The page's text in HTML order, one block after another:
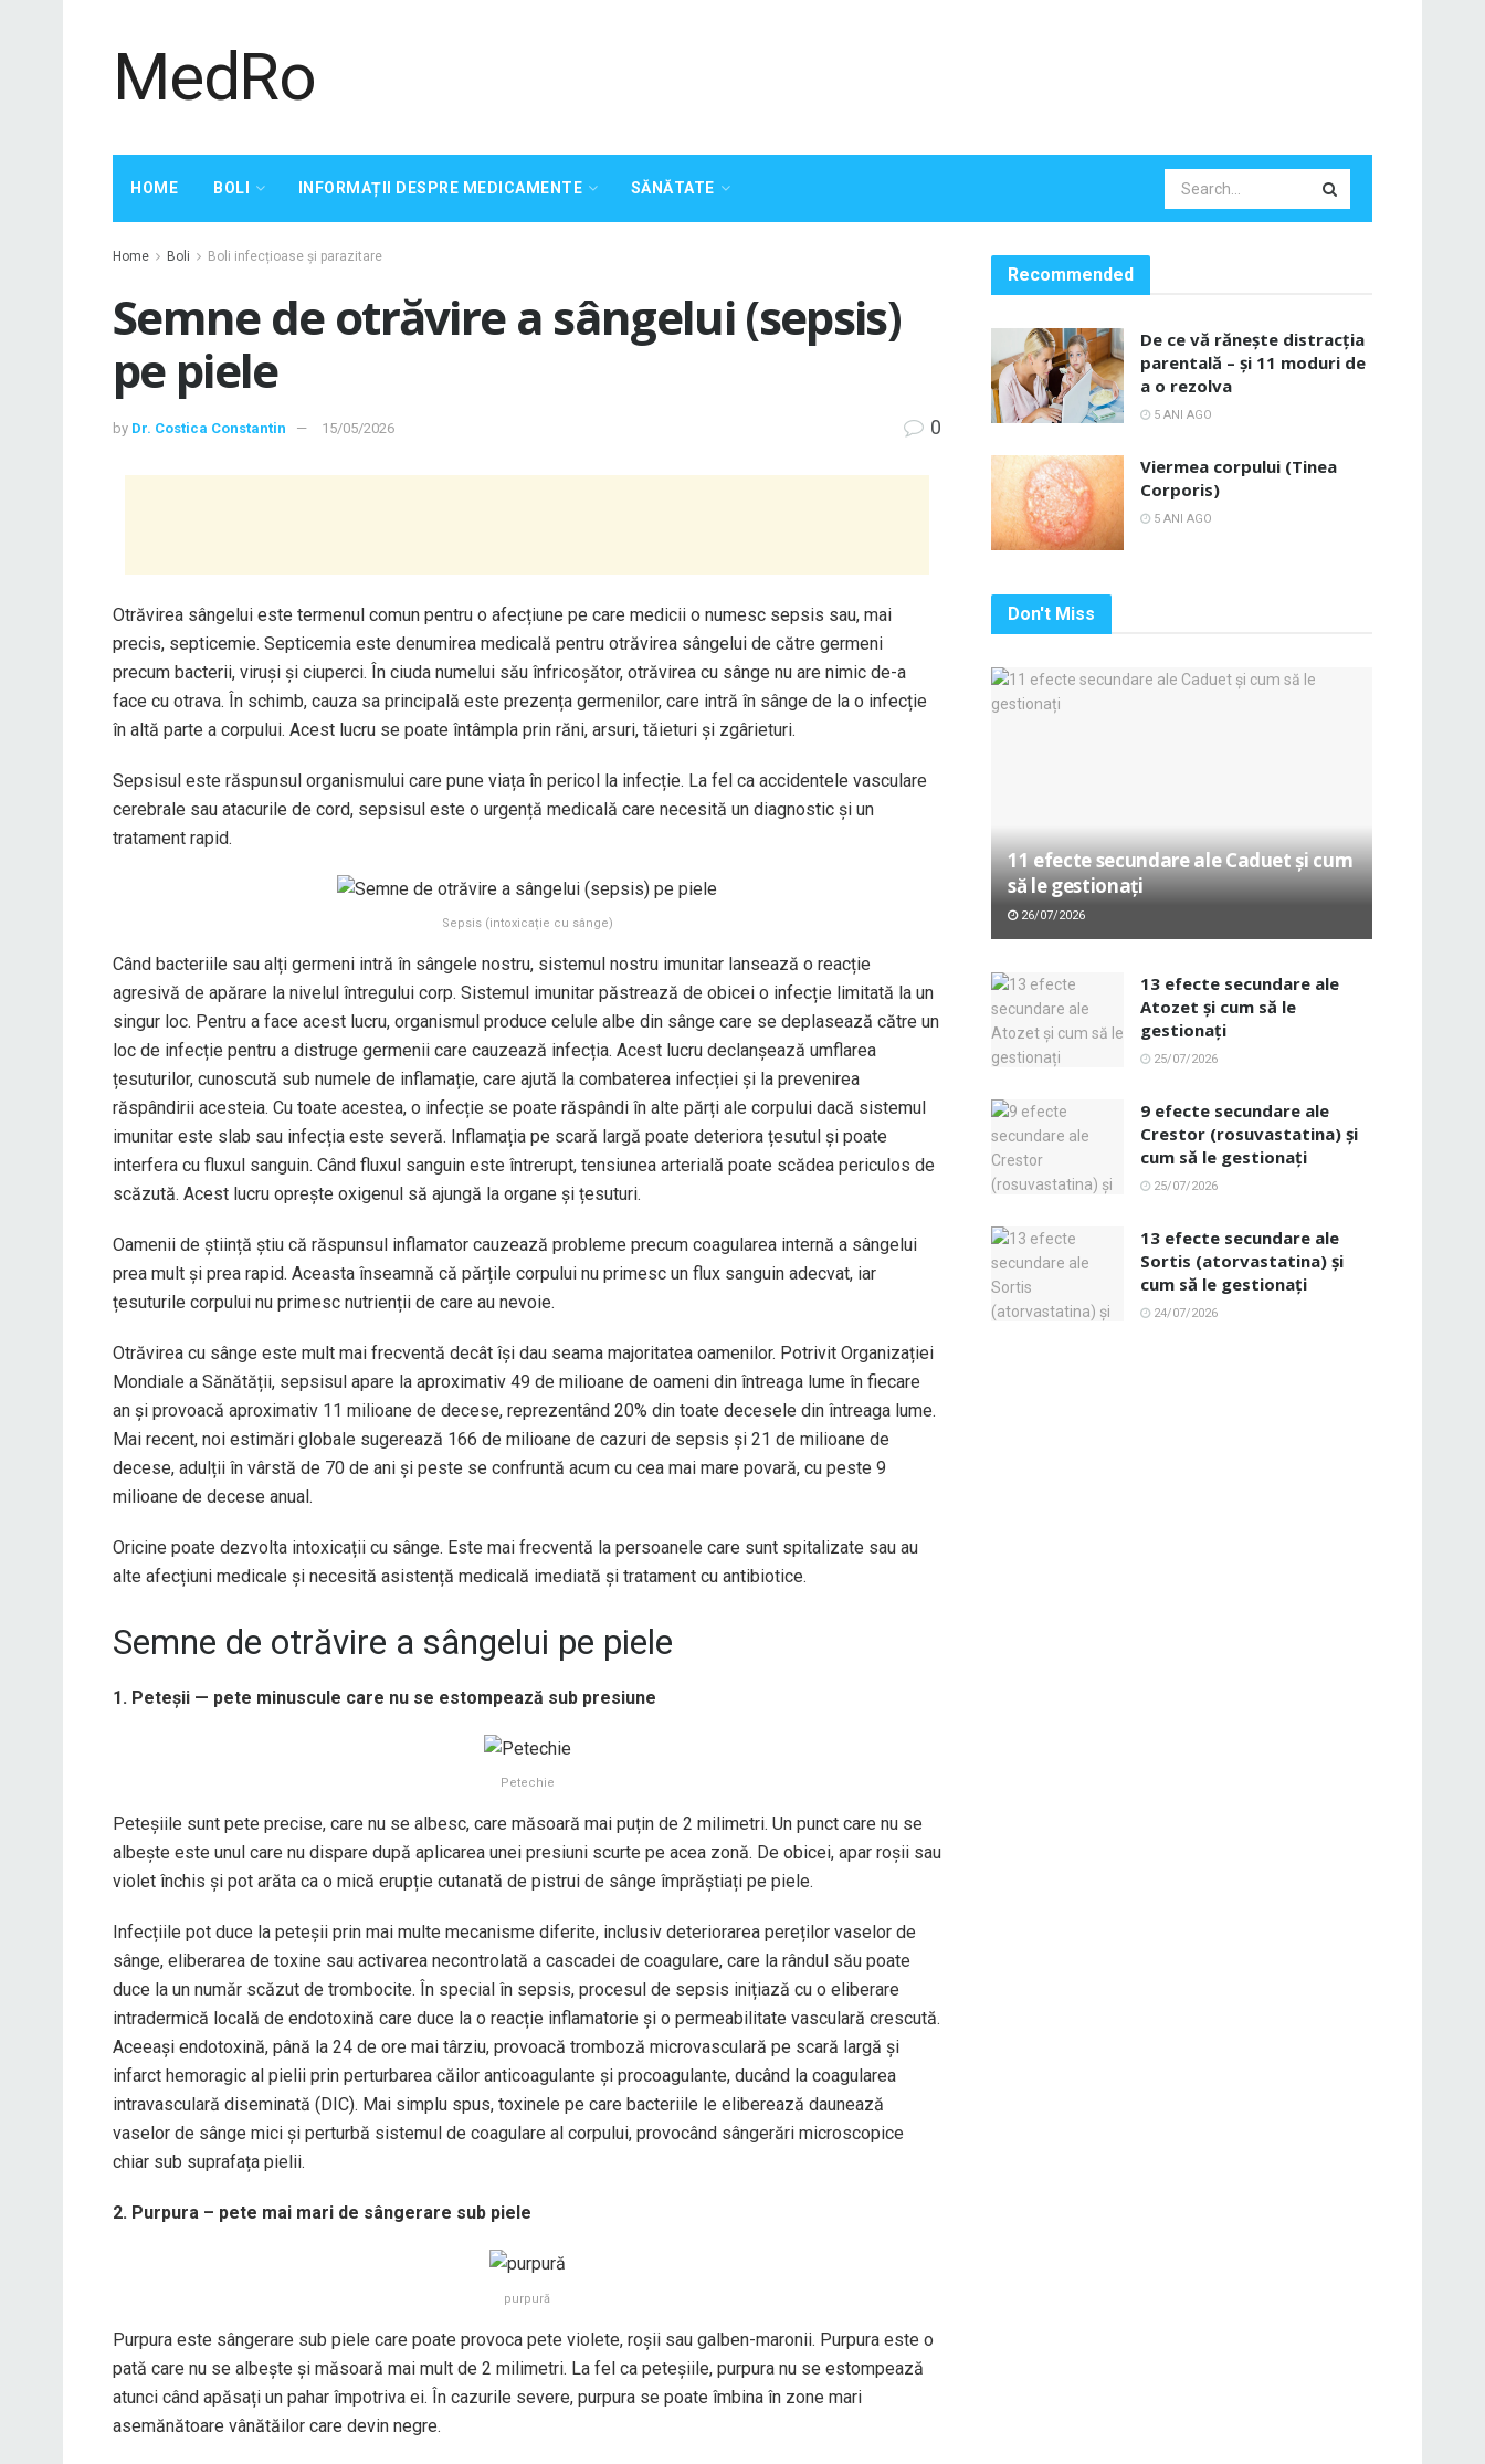
MedRo
HOME BOLI INFORMAȚII DESPRE MEDICAMENTE SĂNĂTATE
Home Boli Boli infecțioase și parazitare
Semne de otrăvire a sângelui (sepsis)
pe piele
by Dr. Costica Constantin 15/05/2026 0
Otrăvirea sângelui este termenul comun pentru o afecțiune pe care medicii o numesc sepsis sau, mai
precis, septicemie. Septicemia este denumirea medicală pentru otrăvirea sângelui de către germeni
precum bacterii, viruși și ciuperci. În ciuda numelui său înfricoșător, otrăvirea cu sânge nu are nimic de-a
face cu otrava. În schimb, cauza sa principală este prezența germenilor, care intră în sânge de la o infecție
în altă parte a corpului. Acest lucru se poate întâmpla prin răni, arsuri, tăieturi și zgârieturi.
Sepsisul este răspunsul organismului care pune viața în pericol la infecție. La fel ca accidentele vasculare
cerebrale sau atacurile de cord, sepsisul este o urgență medicală care necesită un diagnostic și un
tratament rapid.
Sepsis (intoxicație cu sânge)
Când bacteriile sau alți germeni intră în sângele nostru, sistemul nostru imunitar lansează o reacție
agresivă de apărare la nivelul întregului corp. Sistemul imunitar păstrează de obicei o infecție limitată la un
singur loc. Pentru a face acest lucru, organismul produce celule albe din sânge care se deplasează către un
loc de infecție pentru a distruge germenii care cauzează infecția. Acest lucru declanșează umflarea
țesuturilor, cunoscută sub numele de inflamație, care ajută la combaterea infecției și la prevenirea
răspândirii acesteia. Cu toate acestea, o infecție se poate răspândi în alte părți ale corpului dacă sistemul
imunitar este slab sau infecția este severă. Inflamația pe scară largă poate deteriora țesutul și poate
interfera cu fluxul sanguin. Când fluxul sanguin este întrerupt, tensiunea arterială poate scădea periculos de
scăzută. Acest lucru oprește oxigenul să ajungă la organe și țesuturi.
Oamenii de știință știu că răspunsul inflamator cauzează probleme precum coagularea internă a sângelui
prea mult și prea rapid. Aceasta înseamnă că părțile corpului nu primesc un flux sanguin adecvat, iar
țesuturile corpului nu primesc nutrienții de care au nevoie.
Otrăvirea cu sânge este mult mai frecventă decât își dau seama majoritatea oamenilor. Potrivit Organizației
Mondiale a Sănătății, sepsisul apare la aproximativ 49 de milioane de oameni din întreaga lume în fiecare
an și provoacă aproximativ 11 milioane de decese, reprezentând 20% din toate decesele din întreaga lume.
Mai recent, noi estimări globale sugerează 166 de milioane de cazuri de sepsis și 21 de milioane de
decese, adulții în vârstă de 70 de ani și peste se confruntă acum cu cea mai mare povară, cu peste 9
milioane de decese anual.
Oricine poate dezvolta intoxicații cu sânge. Este mai frecventă la persoanele care sunt spitalizate sau au
alte afecțiuni medicale și necesită asistență medicală imediată și tratament cu antibiotice.
Semne de otrăvire a sângelui pe piele
1. Peteșii — pete minuscule care nu se estompează sub presiune
Petechie
Peteșiile sunt pete precise, care nu se albesc, care măsoară mai puțin de 2 milimetri. Un punct care nu se
albește este unul care nu dispare după aplicarea unei presiuni scurte pe acea zonă. De obicei, apar roșii sau
violet închis și pot arăta ca o mică erupție cutanată de pistrui de sânge împrăștiați pe piele.
Infecțiile pot duce la peteșii prin mai multe mecanisme diferite, inclusiv deteriorarea pereților vaselor de
sânge, eliberarea de toxine sau activarea necontrolată a cascadei de coagulare, care la rândul său poate
duce la un număr scăzut de trombocite. În special în sepsis, procesul de sepsis inițiază cu o eliberare
intradermică locală de endotoxină care duce la o reacție inflamatorie și o permeabilitate vasculară crescută.
Aceeași endotoxină, până la 24 de ore mai târziu, provoacă tromboză microvasculară pe scară largă și
infarct hemoragic al pielii prin perturbarea căilor anticoagulante și procoagulante, ducând la coagularea
intravasculară diseminată (DIC). Mai simplu spus, toxinele pe care bacteriile le eliberează daunează
vaselor de sânge mici și perturbă sistemul de coagulare al corpului, provocând sângerări microscopice
chiar sub suprafața pielii.
2. Purpura – pete mai mari de sângerare sub piele
purpură
Purpura este sângerare sub piele care poate provoca pete violete, roșii sau galben-maronii. Purpura este o
pată care nu se albește și măsoară mai mult de 2 milimetri. La fel ca peteșiile, purpura nu se estompează
atunci când apăsați un pahar împotriva ei. În cazurile severe, purpura se poate îmbina în zone mari
asemănătoare vânătăilor care devin negre.
Recommended
De ce vă rănește distracția
parentală – și 11 moduri de
a o rezolva
5 ANI AGO
Viermea corpului (Tinea
Corporis)
5 ANI AGO
Don't Miss
11 efecte secundare ale Caduet și cum
să le gestionați
26/07/2026
13 efecte secundare ale
Atozet și cum să le
gestionați
25/07/2026
9 efecte secundare ale
Crestor (rosuvastatina) și
cum să le gestionați
25/07/2026
13 efecte secundare ale
Sortis (atorvastatina) și
cum să le gestionați
24/07/2026